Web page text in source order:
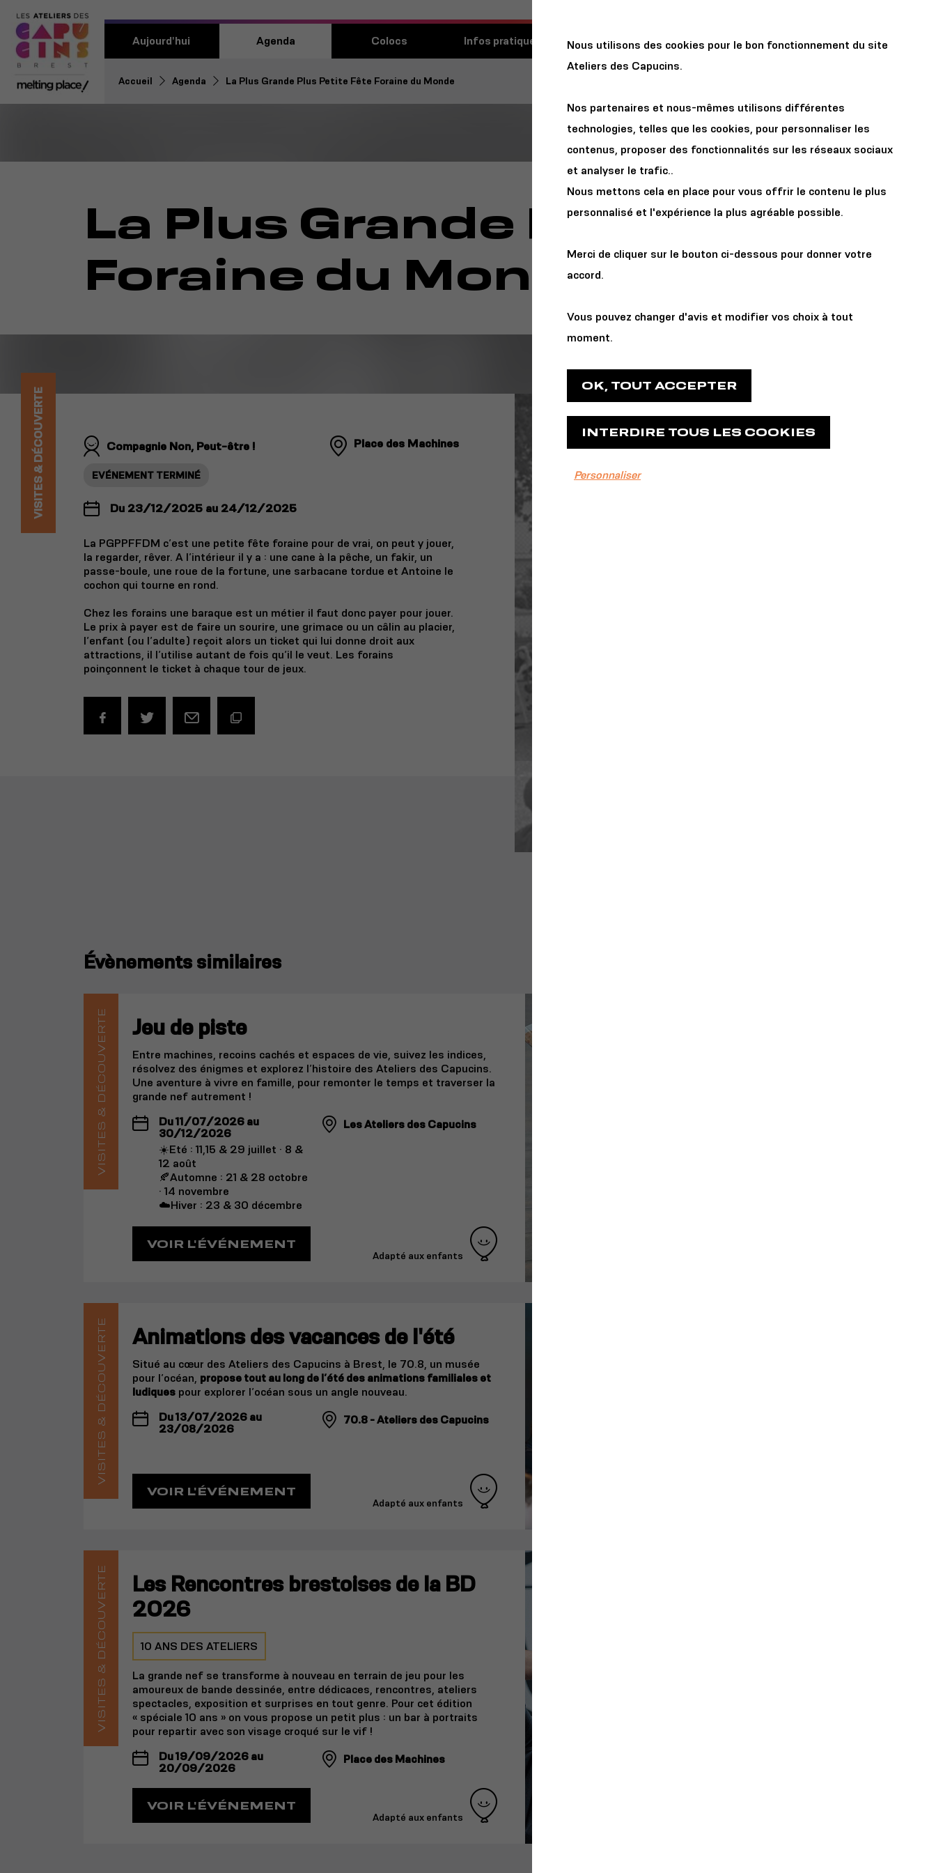
Aujourd'hui Agenda Colocs Infos pratiques
lieux
événement
Accueil Agenda La Plus Grande Plus Petite Fête Foraine du Monde
La Plus Grande Petite Fête
Foraine du Monde
VISITES & DÉCOUVERTE Compagnie Non, Peut-être ! Place des Machines
EVÉNEMENT TERMINÉ
Du 23/12/2025 au 24/12/2025
La PGPPFFDM c’est une petite fête foraine pour de vrai, on peut y jouer,
la regarder, rêver. A l’intérieur il y a : une cane à la pêche, un fakir, un
passe-boule, une roue de la fortune, une sarbacane tordue et Antoine le
cochon qui tourne en rond.
Chez les forains une baraque est un métier il faut donc payer pour jouer.
Le prix à payer est de faire un sourire, une grimace ou un câlin au placier,
l’enfant (ou l’adulte) reçoit alors un ticket qui lui donne droit aux
attractions, il l’utilise autant de fois qu’il le veut. Les forains
poinçonnent le ticket à chaque tour de jeux.
Évènements similaires
VISITES & DÉCOUVERTE Jeu de piste
Entre machines, recoins cachés et espaces de vie, suivez les indices,
résolvez des énigmes et explorez l’histoire des Ateliers des Capucins.
Une aventure à vivre en famille, pour remonter le temps et traverser la
grande nef autrement !
Du 11/07/2026 au
30/12/2026
☀️Eté : 11,15 & 29 juillet · 8 &
12 août
🍂Automne : 21 & 28 octobre
· 14 novembre
☁️Hiver : 23 & 30 décembre
Les Ateliers des Capucins
Adapté aux enfants
VOIR L'ÉVÉNEMENT
VISITES & DÉCOUVERTE Animations des vacances de l'été
Situé au cœur des Ateliers des Capucins à Brest, le 70.8, un musée
pour l’océan, propose tout au long de l’été des animations familiales et
ludiques pour explorer l’océan sous un angle nouveau.
Du 13/07/2026 au
23/08/2026
70.8 - Ateliers des Capucins
Adapté aux enfants
VOIR L'ÉVÉNEMENT
VISITES & DÉCOUVERTE
Les Rencontres brestoises de la BD
2026
10 ANS DES ATELIERS
La grande nef se transforme à nouveau en terrain de jeu pour les
amoureux de bande dessinée, entre dédicaces, rencontres, ateliers
spectacles, exposition et surprises en tout genre. Pour cet édition
« spéciale 10 ans » on vous propose un petit plus : un bar à portraits
pour repartir avec son visage croqué sur le vif !
Du 19/09/2026 au
20/09/2026
Place des Machines
Adapté aux enfants
VOIR L'ÉVÉNEMENT
Nous utilisons des cookies pour le bon fonctionnement du site
Ateliers des Capucins.
Nos partenaires et nous-mêmes utilisons différentes
technologies, telles que les cookies, pour personnaliser les
contenus, proposer des fonctionnalités sur les réseaux sociaux
et analyser le trafic..
Nous mettons cela en place pour vous offrir le contenu le plus
personnalisé et l'expérience la plus agréable possible.
Merci de cliquer sur le bouton ci-dessous pour donner votre
accord.
Vous pouvez changer d'avis et modifier vos choix à tout
moment.
OK, TOUT ACCEPTER
INTERDIRE TOUS LES COOKIES
Personnaliser